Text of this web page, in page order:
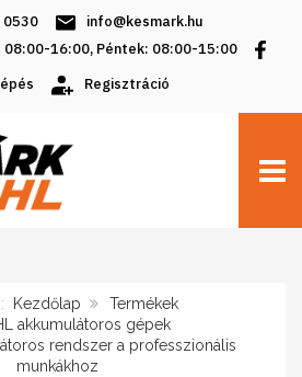
0530
info@kesmark.hu
16:00, Péntek: 08:00-15:00
Regisztráció
Kezdőlap
Termékek
akkumulátoros gépek
rendszer a professzionális
munkákhoz